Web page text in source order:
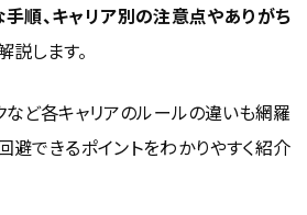
約の違約金ルール
件と注意点
解し、適切に対応すればトラブル回避
金が発生しやすい失敗パター
順、キャリア別の注意点やありがち
説します。
など各キャリアのルールの違いも網羅
避できるポイントをわかりやすく紹介